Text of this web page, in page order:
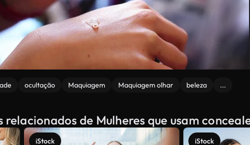
ocultação Maquiagem Maquiagem olhar beleza ...
de Mulheres que usam
iStock iStock